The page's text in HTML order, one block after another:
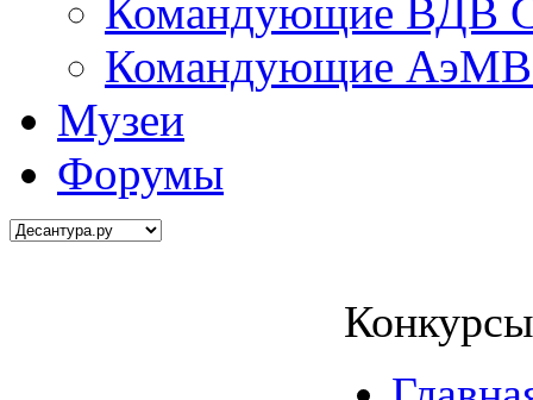
Командующие ВДВ
Командующие АэМВ
Музеи
Форумы